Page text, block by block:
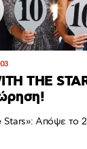
THE